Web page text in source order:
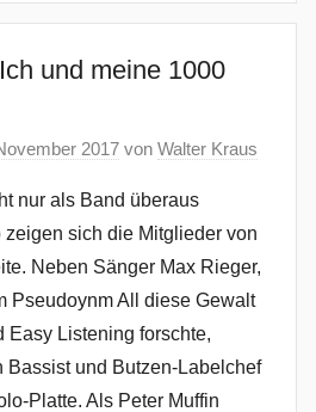
und meine 1000
2017 von Walter Kraus
nur als Band überaus
sich die Mitglieder von
Neben Sänger Max Rieger,
Pseudoynm All diese Gewalt
Easy Listening forschte,
Bassist und Butzen-Labelchef
Platte. Als Peter Muffin